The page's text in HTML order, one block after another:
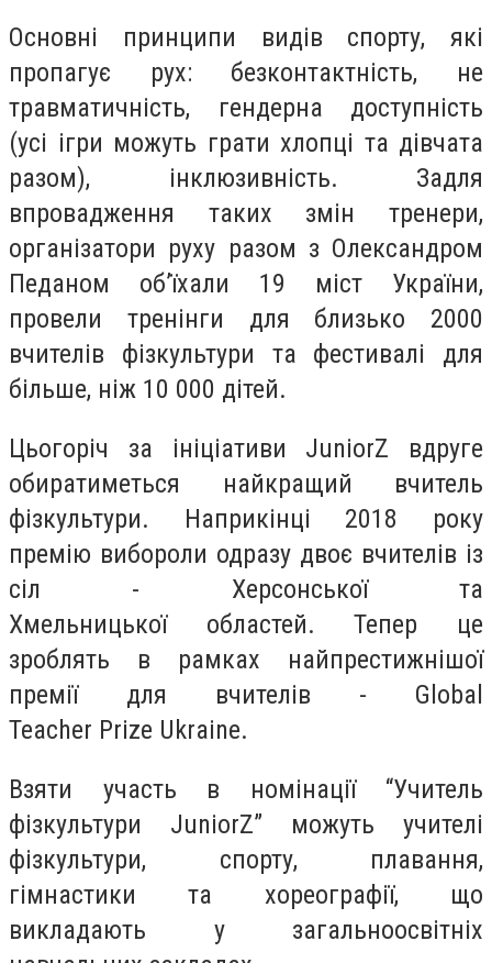
Основні принципи видів спорту, які
пропагує рух: безконтактність, не
травматичність, гендерна доступність
(усі ігри можуть грати хлопці та дівчата
разом), інклюзивність. Задля
впровадження таких змін тренери,
організатори руху разом з Олександром
Педаном об’їхали 19 міст України,
провели тренінги для близько 2000
вчителів фізкультури та фестивалі для
більше, ніж 10 000 дітей.
Цьогоріч за ініціативи JuniorZ вдруге
обиратиметься найкращий вчитель
фізкультури. Наприкінці 2018 року
премію вибороли одразу двоє вчителів із
сіл - Херсонської та
Хмельницької областей. Тепер це
зроблять в рамках найпрестижнішої
премії для вчителів - Global
Teacher Prize Ukraine.
Взяти участь в номінації “Учитель
фізкультури JuniorZ” можуть учителі
фізкультури, спорту, плавання,
гімнастики та хореографії, що
викладають у загальноосвітніх